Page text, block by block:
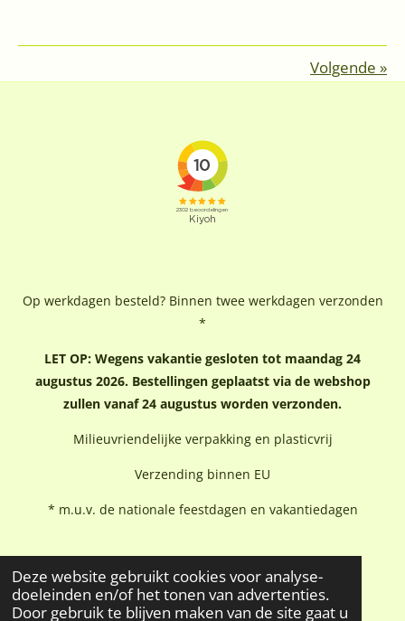
Deze website gebruikt cookies voor analyse-
doeleinden en/of het tonen van advertenties.
Door gebruik te blijven maken van de site gaat u
Volgende »
Op werkdagen besteld? Binnen twee werkdagen verzonden
*
LET OP: Wegens vakantie gesloten tot maandag 24
augustus 2026. Bestellingen geplaatst via de webshop
zullen vanaf 24 augustus worden verzonden.
Milieuvriendelijke verpakking en plasticvrij
Verzending binnen EU
* m.u.v. de nationale feestdagen en vakantiedagen